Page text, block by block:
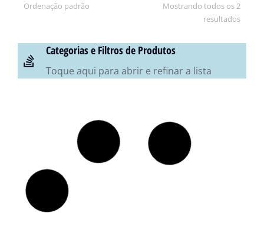
Mostrando todos os 2
resultados
Categorias e Filtros de Produtos
Toque aqui para abrir e refinar a lista